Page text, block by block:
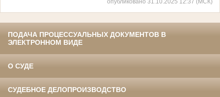
опубликовано 31.10.2025 12:37 (МСК)
ПОДАЧА ПРОЦЕССУАЛЬНЫХ ДОКУМЕНТОВ В
ЭЛЕКТРОННОМ ВИДЕ
О СУДЕ
СУДЕБНОЕ ДЕЛОПРОИЗВОДСТВО